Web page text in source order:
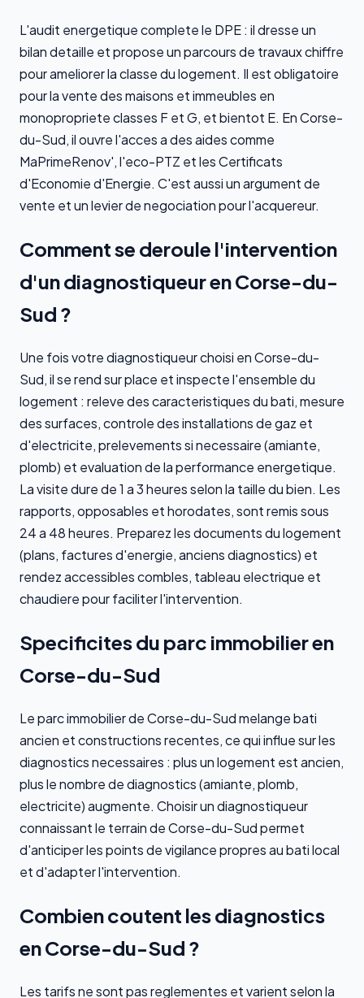
L'audit energetique complete le DPE : il dresse un
bilan detaille et propose un parcours de travaux chiffre
pour ameliorer la classe du logement. Il est obligatoire
pour la vente des maisons et immeubles en
monopropriete classes F et G, et bientot E. En Corse-
du-Sud, il ouvre l'acces a des aides comme
MaPrimeRenov', l'eco-PTZ et les Certificats
d'Economie d'Energie. C'est aussi un argument de
vente et un levier de negociation pour l'acquereur.
Comment se deroule l'intervention
d'un diagnostiqueur en Corse-du-
Sud ?
Une fois votre diagnostiqueur choisi en Corse-du-
Sud, il se rend sur place et inspecte l'ensemble du
logement : releve des caracteristiques du bati, mesure
des surfaces, controle des installations de gaz et
d'electricite, prelevements si necessaire (amiante,
plomb) et evaluation de la performance energetique.
La visite dure de 1 a 3 heures selon la taille du bien. Les
rapports, opposables et horodates, sont remis sous
24 a 48 heures. Preparez les documents du logement
(plans, factures d'energie, anciens diagnostics) et
rendez accessibles combles, tableau electrique et
chaudiere pour faciliter l'intervention.
Specificites du parc immobilier en
Corse-du-Sud
Le parc immobilier de Corse-du-Sud melange bati
ancien et constructions recentes, ce qui influe sur les
diagnostics necessaires : plus un logement est ancien,
plus le nombre de diagnostics (amiante, plomb,
electricite) augmente. Choisir un diagnostiqueur
connaissant le terrain de Corse-du-Sud permet
d'anticiper les points de vigilance propres au bati local
et d'adapter l'intervention.
Combien coutent les diagnostics
en Corse-du-Sud ?
Les tarifs ne sont pas reglementes et varient selon la